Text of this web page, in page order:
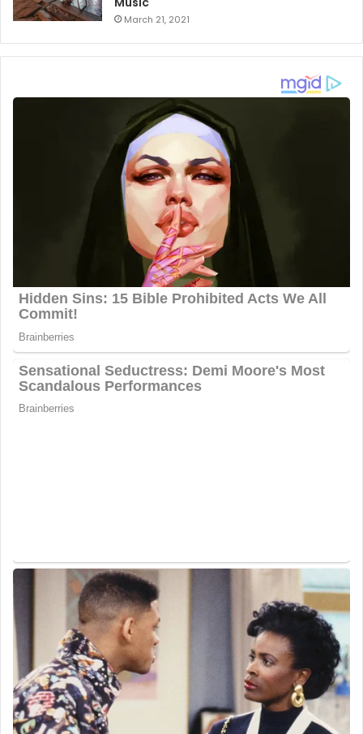
March 21, 2021